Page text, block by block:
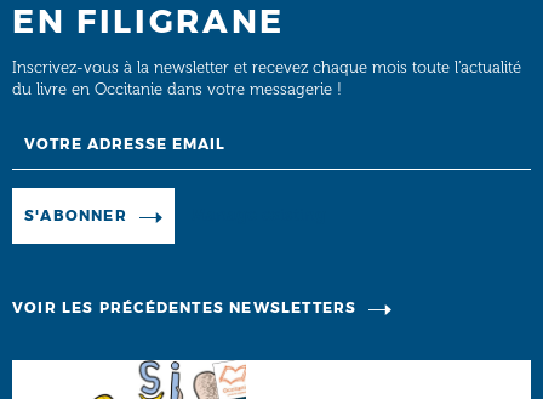
EN FILIGRANE
Inscrivez-vous à la newsletter et recevez chaque mois toute l’actualité
du livre en Occitanie dans votre messagerie !
S'ABONNER
VOIR LES PRÉCÉDENTES NEWSLETTERS